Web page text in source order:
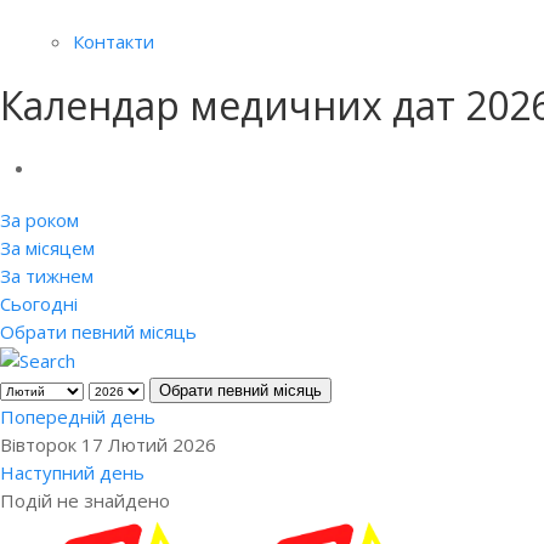
Контакти
Календар медичних дат
За роком
За місяцем
За тижнем
Сьогодні
Обрати певний місяць
Обрати певний місяць
Попередній день
Вівторок 17 Лютий 2026
Наступний день
Подій не знайдено